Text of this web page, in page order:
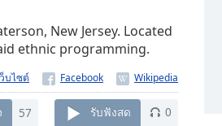
New Jersey. Located
ethnic programming.
ว็บไซต์
57 รับฟังสด 0